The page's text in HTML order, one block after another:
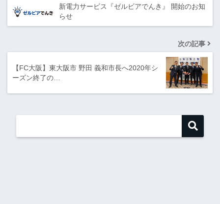
新電力サービス『ゼルビアでんき』 開始のお知
らせ
次の記事
【FC大阪】東大阪市 野田 義和市長へ2020年シ
ーズン終了の…